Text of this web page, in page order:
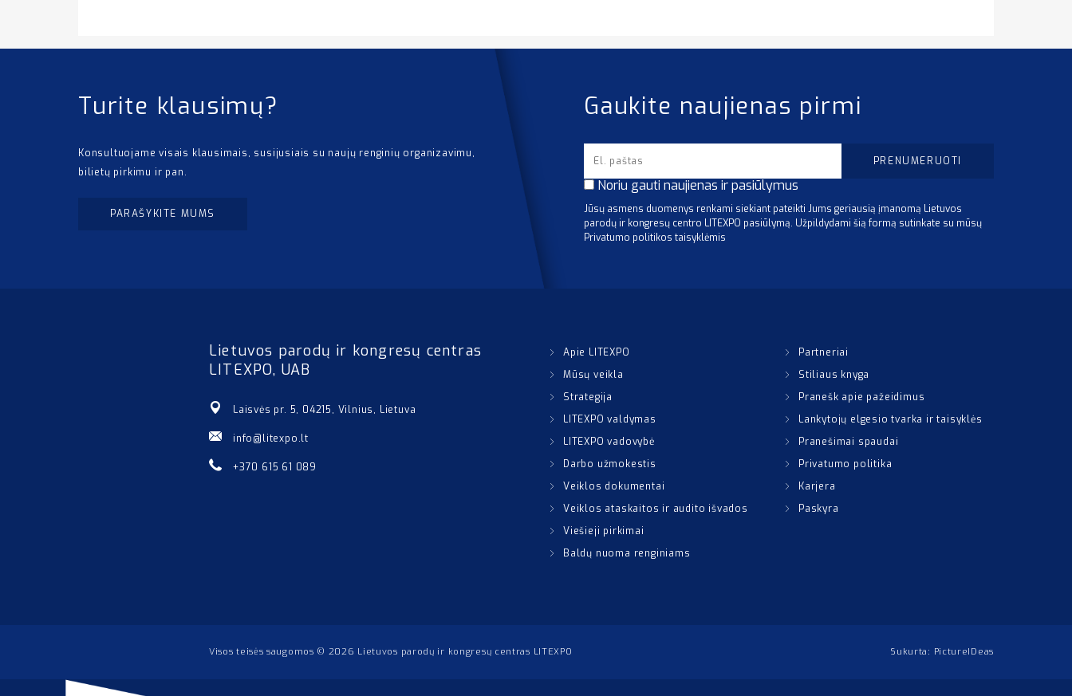
Turite klausimų?
Konsultuojame visais klausimais, susijusiais su naujų renginių organizavimu,
bilietų pirkimu ir pan.
PARAŠYKITE MUMS
Gaukite naujienas pirmi
Noriu gauti naujienas ir pasiūlymus
Jūsų asmens duomenys renkami siekiant pateikti Jums geriausią įmanomą Lietuvos
parodų ir kongresų centro LITEXPO pasiūlymą. Užpildydami šią formą sutinkate su mūsų
Privatumo politikos taisyklėmis
Lietuvos parodų ir kongresų centras
LITEXPO, UAB
Laisvės pr. 5, 04215, Vilnius, Lietuva
info@litexpo.lt
+370 615 61 089
Apie LITEXPO
Mūsų veikla
Strategija
LITEXPO valdymas
LITEXPO vadovybė
Darbo užmokestis
Veiklos dokumentai
Veiklos ataskaitos ir audito išvados
Viešieji pirkimai
Baldų nuoma renginiams
Partneriai
Stiliaus knyga
Pranešk apie pažeidimus
Lankytojų elgesio tvarka ir taisyklės
Pranešimai spaudai
Privatumo politika
Karjera
Paskyra
Visos teisės saugomos © 2026 Lietuvos parodų ir kongresų centras LITEXPO Sukurta: PictureIDeas